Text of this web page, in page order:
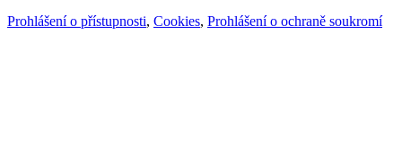
Prohlášení o přístupnosti, Cookies, Prohlášení o ochraně soukromí